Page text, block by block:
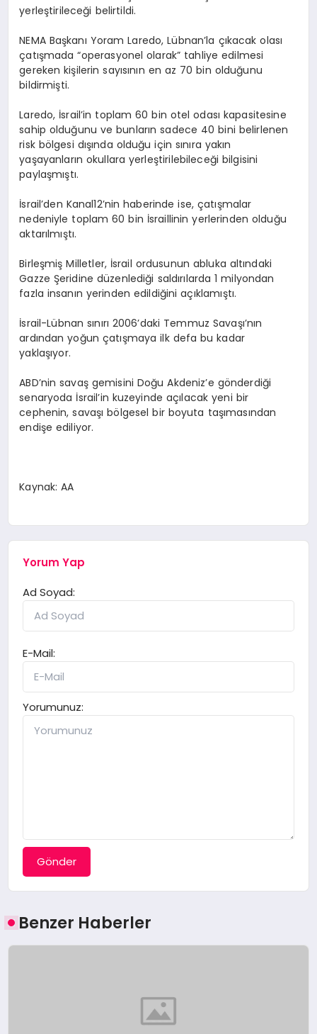
yerleştirileceği belirtildi.
NEMA Başkanı Yoram Laredo, Lübnan’la çıkacak olası
çatışmada “operasyonel olarak” tahliye edilmesi
gereken kişilerin sayısının en az 70 bin olduğunu
bildirmişti.
Laredo, İsrail’in toplam 60 bin otel odası kapasitesine
sahip olduğunu ve bunların sadece 40 bini belirlenen
risk bölgesi dışında olduğu için sınıra yakın
yaşayanların okullara yerleştirilebileceği bilgisini
paylaşmıştı.
İsrail’den Kanal12’nin haberinde ise, çatışmalar
nedeniyle toplam 60 bin İsraillinin yerlerinden olduğu
aktarılmıştı.
Birleşmiş Milletler, İsrail ordusunun abluka altındaki
Gazze Şeridine düzenlediği saldırılarda 1 milyondan
fazla insanın yerinden edildiğini açıklamıştı.
İsrail-Lübnan sınırı 2006’daki Temmuz Savaşı’nın
ardından yoğun çatışmaya ilk defa bu kadar
yaklaşıyor.
ABD’nin savaş gemisini Doğu Akdeniz’e gönderdiği
senaryoda İsrail’in kuzeyinde açılacak yeni bir
cephenin, savaşı bölgesel bir boyuta taşımasından
endişe ediliyor.
Kaynak: AA
Yorum Yap
Ad Soyad:
E-Mail:
Yorumunuz:
Gönder
Benzer Haberler